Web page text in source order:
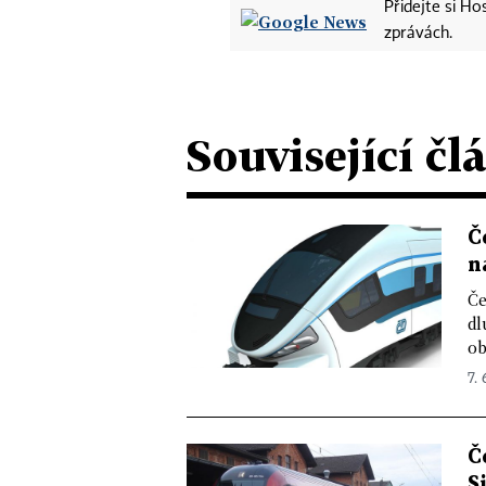
Přidejte si
zprávách.
Související
7.